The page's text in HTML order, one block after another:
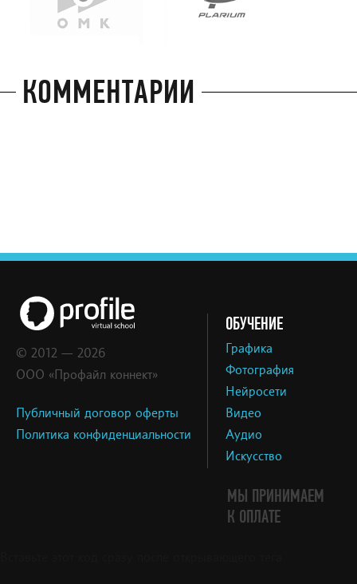
КОММЕНТАРИИ
© 2012 — 2026
ООО «Профайл коннект»
Публичный договор оферты
Политика конфиденциальности
ОБУЧЕНИЕ
Графика
Фотография
Нейросети
Видео
Аудио
Искусство
МЫ ПРИНИМАЕМ
К ОПЛАТЕ